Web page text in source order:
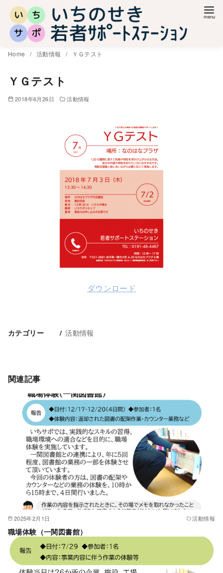
Home 活動情報 ＹＧテスト
ＹＧテスト
2018年6月26日 活動情報
ダウンロード
カテゴリー 活動情報
関連記事
2025年2月1日 活動情報
職場体験（一関図書館）